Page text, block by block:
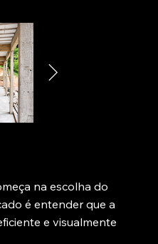
na escolha do
é entender que a
e visualmente